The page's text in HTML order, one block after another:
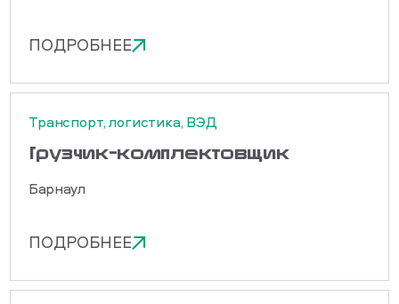
ПОДРОБНЕЕ
Транспорт, логистика, ВЭД
Грузчик-комплектовщик
Барнаул
ПОДРОБНЕЕ